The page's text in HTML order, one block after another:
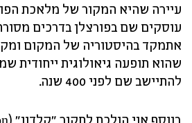
עיירה שהיא המקור של מלאכת
עוסקים שם בפורצלן בדרכים
אתמקד בהיסטוריה של המקום
שהוא תופעה גיאולוגית ייחודית
להתיישב שם לפני 400 שנה.